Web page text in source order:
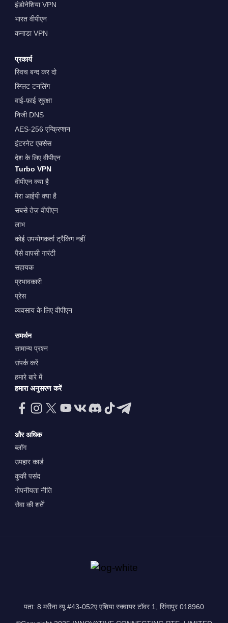
इंडोनेशिया VPN
भारत वीपीएन
कनाडा VPN
प्रकार्य
स्विच बन्द कर दो
स्प्लिट टनलिंग
वाई-फ़ाई सुरक्षा
निजी DNS
AES-256 एन्क्रिप्शन
इंटरनेट एक्सेस
देश के लिए वीपीएन
Turbo VPN
वीपीएन क्या है
मेरा आईपी क्या है
सबसे तेज़ वीपीएन
लाभ
कोई उपयोगकर्ता ट्रैकिंग नहीं
पैसे वापसी गारंटी
सहायक
प्रभावकारी
प्रेस
व्यवसाय के लिए वीपीएन
समर्थन
सामान्य प्रश्न
संपर्क करें
हमारे बारे में
हमारा अनुसरण करें
और अधिक
ब्लॉग
उपहार कार्ड
कुकी पसंद
गोपनीयता नीति
सेवा की शर्तें
पता: 8 मरीना व्यू #43-052ए एशिया स्क्वायर टॉवर 1, सिंगापुर 018960